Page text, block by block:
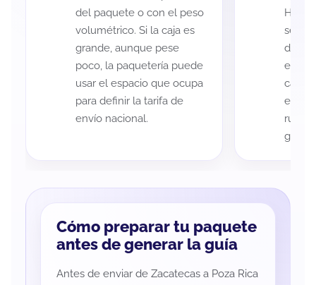
del paquete o con el peso
volumétrico. Si la caja es
grande, aunque pese
poco, la paquetería puede
usar el espacio que ocupa
para definir la tarifa de
envío nacional.
de
cada
es
ruta
guía
Cómo preparar tu paquete
antes de generar la guía
Antes de enviar de Zacatecas a Poza Rica